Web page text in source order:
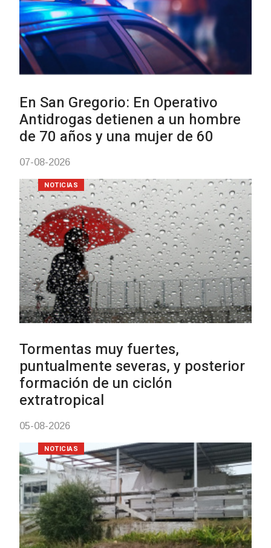
con dos cursos de formación
03-08-2026
Clases de Muai Thai en
03-08-2026
NOTICIAS